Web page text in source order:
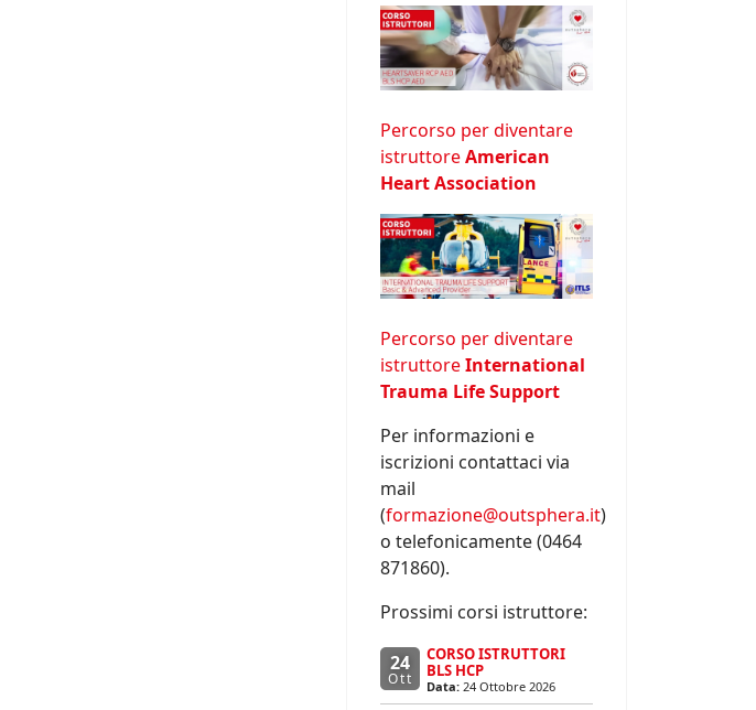
Percorso per diventare
istruttoreAmerican
Heart Association
Percorso per diventare
istruttoreInternational
Trauma Life Support
Per informazioni e
iscrizioni contattaci via
mail
(formazione@outsphera.it)
o telefonicamente (0464
871860).
Prossimi corsi istruttore:
24
Ott
CORSO ISTRUTTORI
BLS HCP
Data: 24 Ottobre 2026